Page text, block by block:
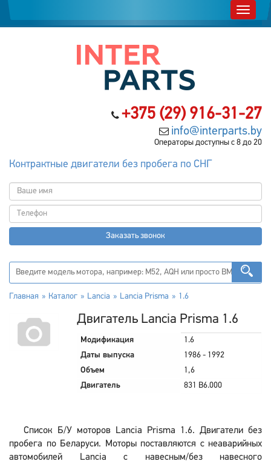
+375 (29) 916-31-27
info@interparts.by
Операторы доступны с 8 до 20
Контрактные двигатели без пробега по СНГ
Заказать звонок
Главная Каталог Lancia Lancia Prisma 1.6
Двигатель Lancia Prisma 1.6
Модификация
1.6
Даты выпуска
1986 - 1992
Объем
1,6
Двигатель
831 B6.000
Список Б/У моторов Lancia Prisma 1.6. Двигатели без
пробега по Беларуси. Моторы поставляются с неаварийных
автомобилей Lancia с навесным/без навесного